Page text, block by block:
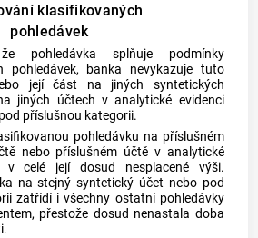
klasifikovaných
pohledávek
pohledávka splňuje podmínky
pohledávek, banka nevykazuje tuto
její část na jiných syntetických
jiných účtech v analytické evidenci
příslušnou kategorii.
pohledávku na příslušném
nebo příslušném účtě v analytické
v celé její dosud nesplacené výši.
na stejný syntetický účet nebo pod
zatřídí i všechny ostatní pohledávky
přestože dosud nenastala doba